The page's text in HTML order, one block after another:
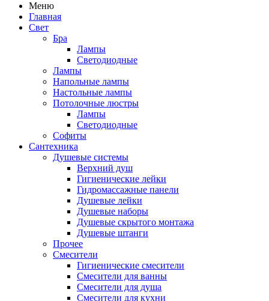
Меню
Главная
Свет
Бра
Лампы
Светодиодные
Лампы
Напольные лампы
Настольные лампы
Потолочные люстры
Лампы
Светодиодные
Софиты
Сантехника
Душевые системы
Верхний душ
Гигиенические лейки
Гидромассажные панели
Душевые лейки
Душевые наборы
Душевые скрытого монтажа
Душевые штанги
Прочее
Смесители
Гигиенические смесители
Смесители для ванны
Смесители для душа
Смесители для кухни